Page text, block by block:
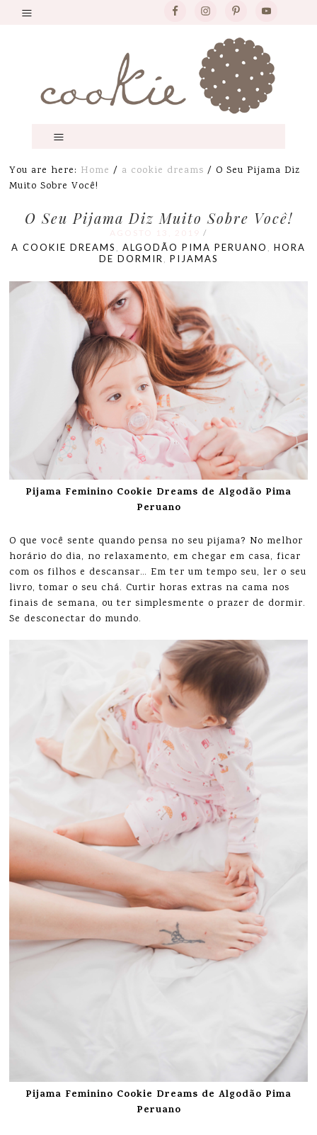
You are here: Home / a cookie dreams / O Seu Pijama Diz
Muito Sobre Você!
O Seu Pijama Diz Muito Sobre Você!
/
A COOKIE DREAMS , ALGODÃO PIMA PERUANO , HORA
DE DORMIR , PIJAMAS
Pijama Feminino Cookie Dreams de Algodão Pima
Peruano
O que você sente quando pensa no seu pijama? No melhor
horário do dia, no relaxamento, em chegar em casa, ficar
com os filhos e descansar… Em ter um tempo seu, ler o seu
livro, tomar o seu chá. Curtir horas extras na cama nos
finais de semana, ou ter simplesmente o prazer de dormir.
Se desconectar do mundo.
Pijama Feminino Cookie Dreams de Algodão Pima
Peruano